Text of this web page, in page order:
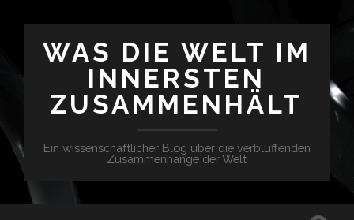
WAS DIE WELT IM
INNERSTEN
ZUSAMMENHÄLT
Ein wissenschaftlicher Blog über die verblüffenden
Zusammenhänge der Welt